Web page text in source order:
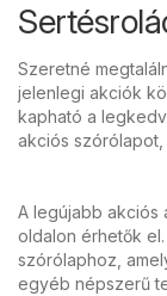
Szeretné
jelenlegi akciók
kapható a
akciós
A legújabb akciós
oldalon érhetők
szórólaphoz,
egyéb népszerű